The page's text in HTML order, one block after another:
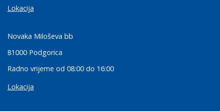
Lokacija
Novaka Miloševa bb
81000 Podgorica
Radno vrijeme od 08:00 do 16:00
Lokacija